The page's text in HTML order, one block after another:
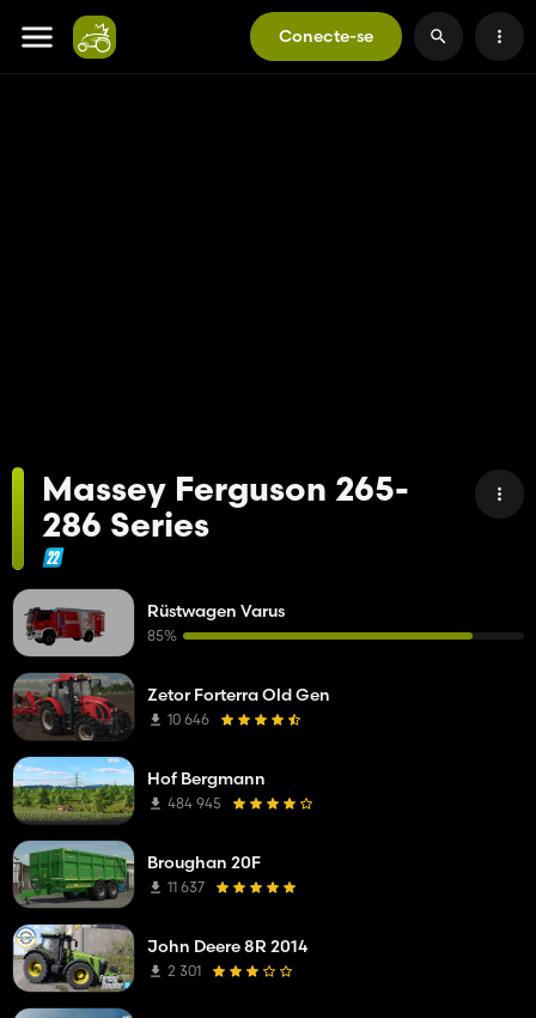
Conecte-se
Massey Ferguson 265-
286 Series
Rüstwagen Varus
85%
Zetor Forterra Old Gen
10 646
Hof Bergmann
484 945
Broughan 20F
11 637
John Deere 8R 2014
2 301